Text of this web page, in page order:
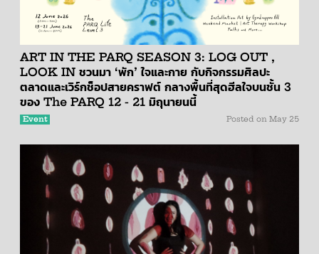
ART IN THE PARQ SEASON 3: LOG OUT ,
LOOK IN ชวนมา ‘พัก’ ใจและกาย กับกิจกรรมศิลปะ
ตลาดและเวิร์กช็อปสายคราฟต์ กลางพื้นที่สุดฮีลใจบนชั้น 3
ของ The PARQ 12 - 21 มิถุนายนนี้
Event Posted on May 25